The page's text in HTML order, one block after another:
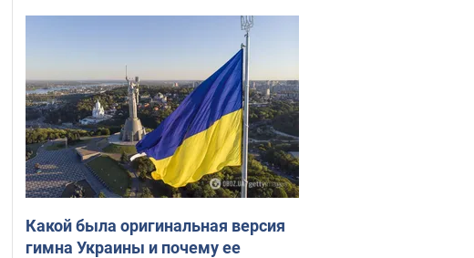
Какой была оригинальная версия
гимна Украины и почему ее